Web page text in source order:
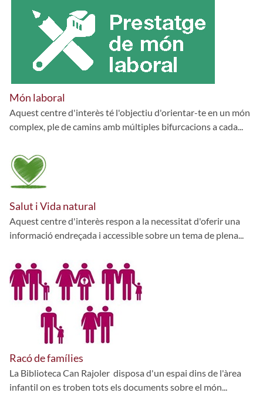
Món laboral
Aquest centre d'interès té l'objectiu d'orientar-te en un món
complex, ple de camins amb múltiples bifurcacions a cada...
Salut i Vida natural
Aquest centre d'interès respon a la necessitat d'oferir una
informació endreçada i accessible sobre un tema de plena...
Racó de famílies
La Biblioteca Can Rajoler disposa d'un espai dins de l'àrea
infantil on es troben tots els documents sobre el món...